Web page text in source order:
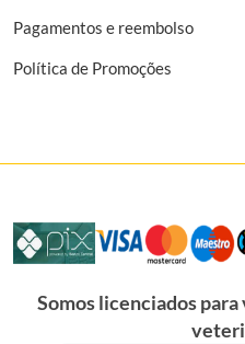
Pagamentos e reembolso
Política de Promoções
Somos licenciados